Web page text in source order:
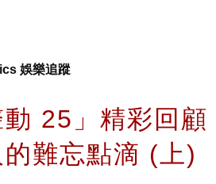
娛樂追蹤
動 25」精彩回
難忘點滴 (上)